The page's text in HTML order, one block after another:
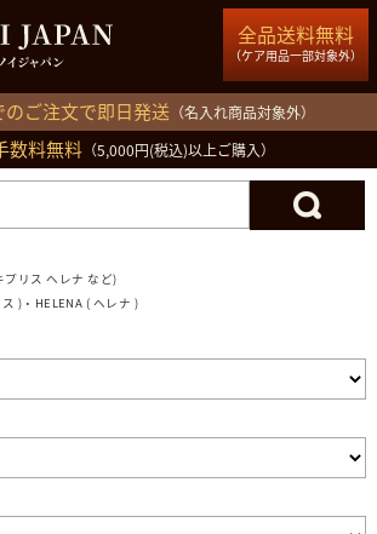
全品送料無料
（ケア用品一部対象外）
のご注文で即日発送 （名入れ商品対象外）
数料無料（5,000円(税込)以上ご購入）
03-5809-1212
会員登録 買い物カゴ
プリス ヘレナ など)
)・HELENA ( ヘレナ )